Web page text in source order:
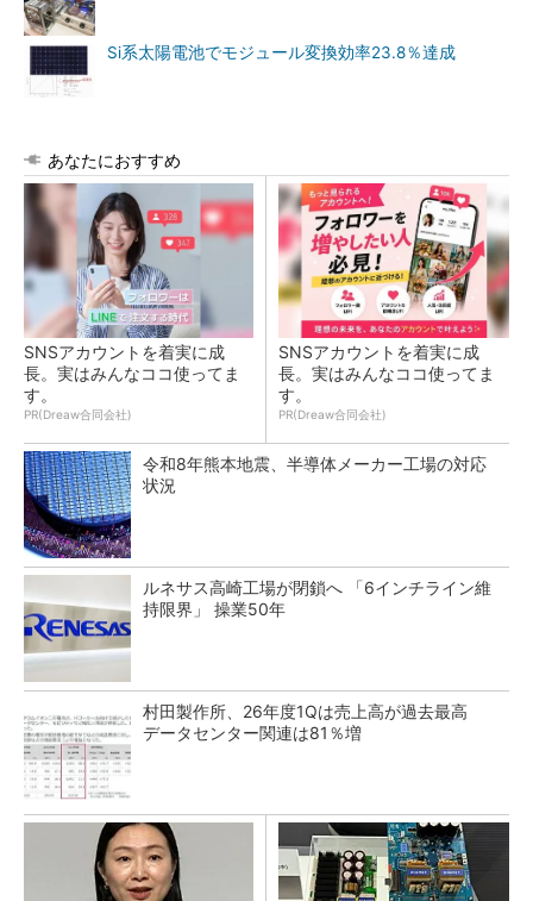
Si系太陽電池でモジュール変換効率23.8％達成
あなたにおすすめ
SNSアカウントを着実に成
長。実はみんなココ使ってま
す。
PR(Dreaw合同会社)
SNSアカウントを着実に成
長。実はみんなココ使ってま
す。
PR(Dreaw合同会社)
令和8年熊本地震、半導体メーカー工場の対応
状況
ルネサス高崎工場が閉鎖へ 「6インチライン維
持限界」 操業50年
村田製作所、26年度1Qは売上高が過去最高
データセンター関連は81％増